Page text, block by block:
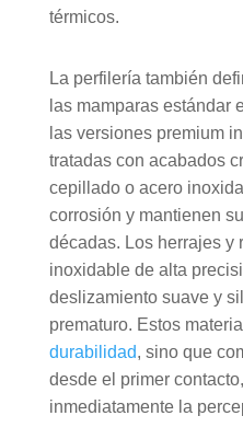
térmicos.
La perfilería también
las mamparas estándar
las versiones premium
tratadas con acabados
cepillado o acero
corrosión y mantienen
décadas. Los herrajes y
inoxidable de alta
deslizamiento suave y
prematuro. Estos
durabilidad, sino que
desde el primer
inmediatamente la